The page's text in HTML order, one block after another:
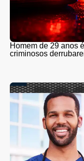
Homem de 29 anos
criminosos